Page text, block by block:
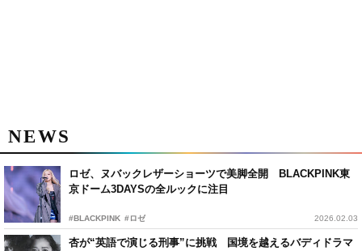
NEWS
ロゼ、ヌバックレザーショーツで美脚全開 BLACKPINK東
京ドーム3DAYSの全ルックに注目
#BLACKPINK #ロゼ 2026.02.03
杏が“英語で演じる刑事”に挑戦 国境を越えるバディドラマ